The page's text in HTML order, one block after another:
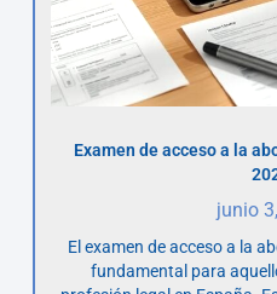
Examen de acceso a la
junio
El examen de acceso a la
fundamental para